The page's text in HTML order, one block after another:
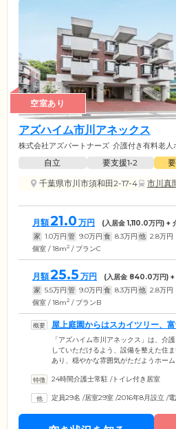
空室あり
アズハイム市川アネックス
株式会社アズパートナーズ 介護付き有料老人
自立 要支援1•2
千葉県市川市須和田2-17-4
市川真
月額21.0 万円 (入居金1,110.0万円) +
家 1.0万円 管 9.0万円 食 8.3万円 他 2.8万円
個室 / 18m2 / プランC
月額25.5 万円 (入居金 840.0万円)
家 5.5万円 管 9.0万円 食 8.3万円 他 2.8万円
個室 / 18m2 / プランB
屋上庭園からはスカイツリー、
ームです
「アズハイム市川アネックス」は、介
していただけるよう、設備を整えた住
あり、穏やかな雰囲気がただようホー
イツリー、富士山を望むことができる
ます。室内にはトイレと洗面台が設置
を確保しながらゆったりとおくつろぎ
24時間介護士常駐 /トイレ付き居室
定員29名 /居室29室 /2016年8月設立 /